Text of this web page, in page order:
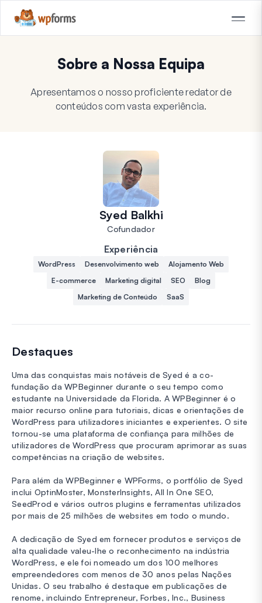
Sobre a Nossa Equipa
Apresentamos o nosso proficiente redator de
conteúdos com vasta experiência.
Syed Balkhi
Cofundador
Experiência
WordPress Desenvolvimento web
Alojamento Web
E-commerce
Marketing digital SEO
Blog
Marketing de Conteúdo
SaaS
Destaques
Uma das conquistas mais notáveis de Syed é a co-
fundação da WPBeginner durante o seu tempo como
estudante na Universidade da Florida. A WPBeginner é o
maior recurso online para tutoriais, dicas e orientações de
WordPress para utilizadores iniciantes e experientes. O site
tornou-se uma plataforma de confiança para milhões de
utilizadores de WordPress que procuram aprimorar as suas
competências na criação de websites.
Para além da WPBeginner e WPForms, o portfólio de Syed
inclui OptinMoster, MonsterInsights, All In One SEO,
SeedProd e vários outros plugins e ferramentas utilizados
por mais de 25 milhões de websites em todo o mundo.
A dedicação de Syed em fornecer produtos e serviços de
alta qualidade valeu-lhe o reconhecimento na indústria
WordPress, e ele foi nomeado um dos 100 melhores
empreendedores com menos de 30 anos pelas Nações
Unidas. O seu trabalho é destaque em publicações de
renome, incluindo Entrepreneur, Forbes, Inc., Business